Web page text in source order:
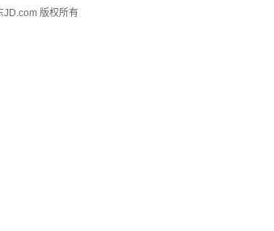
JD.com 版权所有